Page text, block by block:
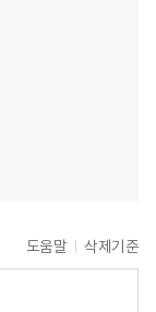
도움말 삭제기준